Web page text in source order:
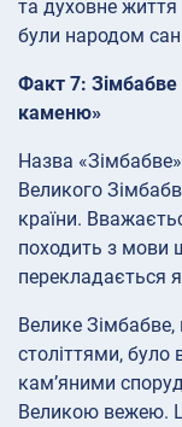
та духовне
були народом
Факт 7: Зімбабве
каменю»
Назва
Великого
країни.
походить з мови
перекладається
Велике Зімбабве,
століттями,
кам’яними
Великою вежею.